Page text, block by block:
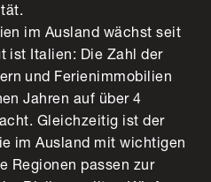
im Ausland wächst seit
ist Italien: Die Zahl der
und Ferienimmobilien
Jahren auf über 4
Gleichzeitig ist der
im Ausland mit wichtigen
Regionen passen zur